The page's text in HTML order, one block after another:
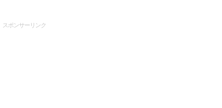
スポンサーリンク